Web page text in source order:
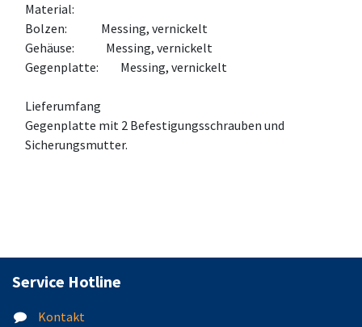
Material:
Bolzen: Messing, vernickelt
Gehäuse: Messing, vernickelt
Gegenplatte: Messing, vernickelt
Lieferumfang
Gegenplatte mit 2 Befestigungsschrauben und
Sicherungsmutter.
Service Hotline
Kontakt